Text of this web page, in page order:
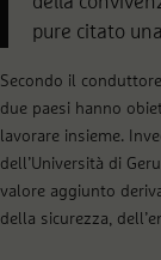
pure citato
Secondo il
due paesi hanno
lavorare insieme.
dell’Università di
valore aggiunto
della sicurezza,